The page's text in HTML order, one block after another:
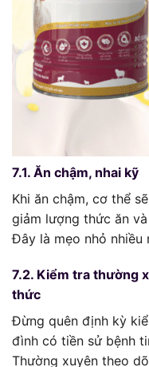
7.1. Ăn chậm, nhai kỹ
Khi ăn chậm, cơ thể
giảm lượng thức ăn
Đây là mẹo nhỏ nhiều
7.2. Kiểm tra thường
thức
Đừng quên định kỳ
đình có tiền sử bệnh
Thường xuyên theo